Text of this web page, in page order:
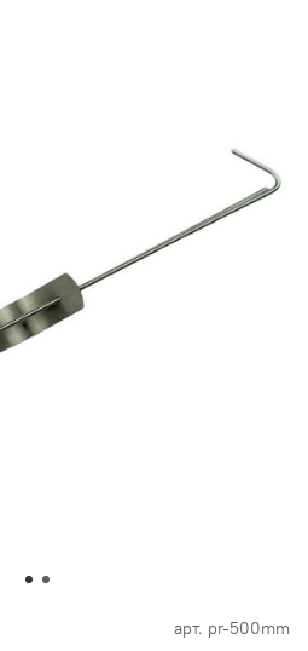
арт. pr-500mm